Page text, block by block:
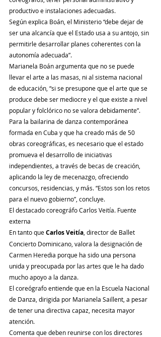
productivo e instalaciones adecuadas.
Según explica Boán, el Ministerio “debe dejar de
ser una alcancía que el Estado usa a su antojo, sin
permitirle desarrollar planes coherentes con la
autonomía adecuada”.
Marianela Boán argumenta que no se puede
llevar el arte a las masas, ni al sistema nacional
de educación, “si se presupone que el arte que se
produce debe ser mediocre y el que existe a nivel
popular y folclórico no se valora debidamente”.
Para la bailarina de danza contemporánea
formada en Cuba y que ha creado más de 50
obras coreográficas, es necesario que el estado
promueva el desarrollo de iniciativas
independientes, a través de becas de creación,
aplicando la ley de mecenazgo, ofreciendo
concursos, residencias, y más. “Estos son los retos
para el nuevo gobierno”, concluye.
El destacado coreográfo Carlos Veitía. Fuente
externa
En tanto que Carlos Veitía , director de Ballet
Concierto Dominicano, valora la designación de
Carmen Heredia porque ha sido una persona
unida y preocupada por las artes que le ha dado
mucho apoyo a la danza.
El coreógrafo entiende que en la Escuela Nacional
de Danza, dirigida por Marianela Saillent, a pesar
de tener una directiva capaz, necesita mayor
atención.
Comenta que deben reunirse con los directores